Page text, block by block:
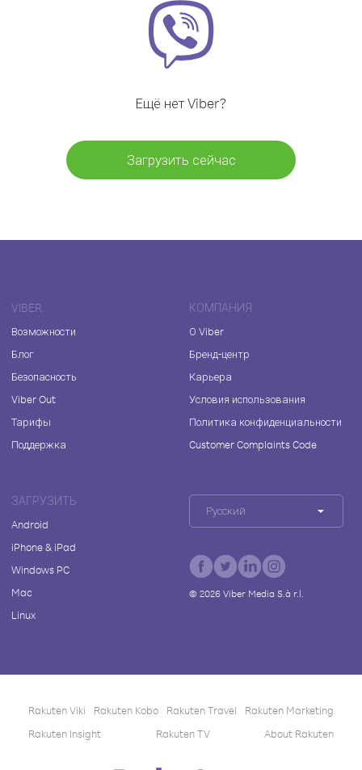
Ещё нет Viber?
Загрузить сейчас
VIBER
Возможности
Блог
Безопасность
Viber Out
Тарифы
Поддержка
КОМПАНИЯ
О Viber
Бренд-центр
Карьера
Условия использования
Политика конфиденциальности
Customer Complaints Code
ЗАГРУЗИТЬ
Android
iPhone & iPad
Windows PC
Mac
Linux
Русский
© 2026Viber Media S.à r.l.
Rakuten Viki Rakuten Kobo Rakuten Travel
Rakuten Marketing
Rakuten Insight
Rakuten TV About Rakuten